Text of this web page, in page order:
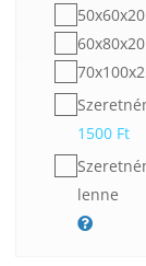
50x60x20
60x80x20
1500 Ft
lenne